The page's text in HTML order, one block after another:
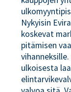
Nykyisin
koskevat
pitämisen
ulkoisesta